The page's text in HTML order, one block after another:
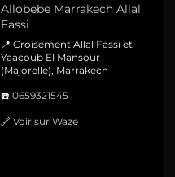
Allobebe Marrakech Allal
Fassi
📍 Croisement Allal Fassi et
Yaacoub El Mansour
(Majorelle), Marrakech
☎️ 0659321545
🔗 Voir sur Waze